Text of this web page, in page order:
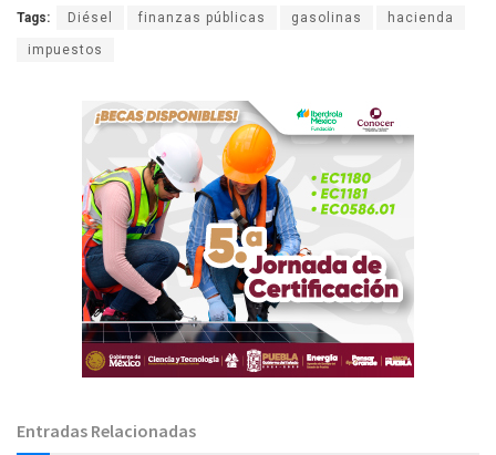
Tags: Diésel finanzas públicas gasolinas hacienda
impuestos
Entradas Relacionadas